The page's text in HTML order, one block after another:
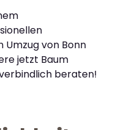
Umzug von Bonn
jetzt Baum
beraten!